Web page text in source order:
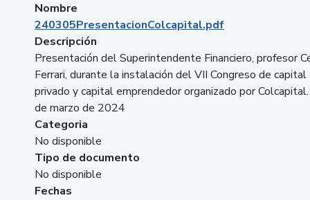
Nombre
240305PresentacionColcapital.pdf
Descripción
Presentación del Superintendente Financiero, profesor
Ferrari, durante la instalación del VII Congreso de capital
privado y capital emprendedor organizado por
de marzo de 2024
Categoria
No disponible
Tipo de documento
No disponible
Fechas